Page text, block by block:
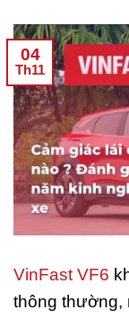
04
Th11
VinFast VF6
thông thường,